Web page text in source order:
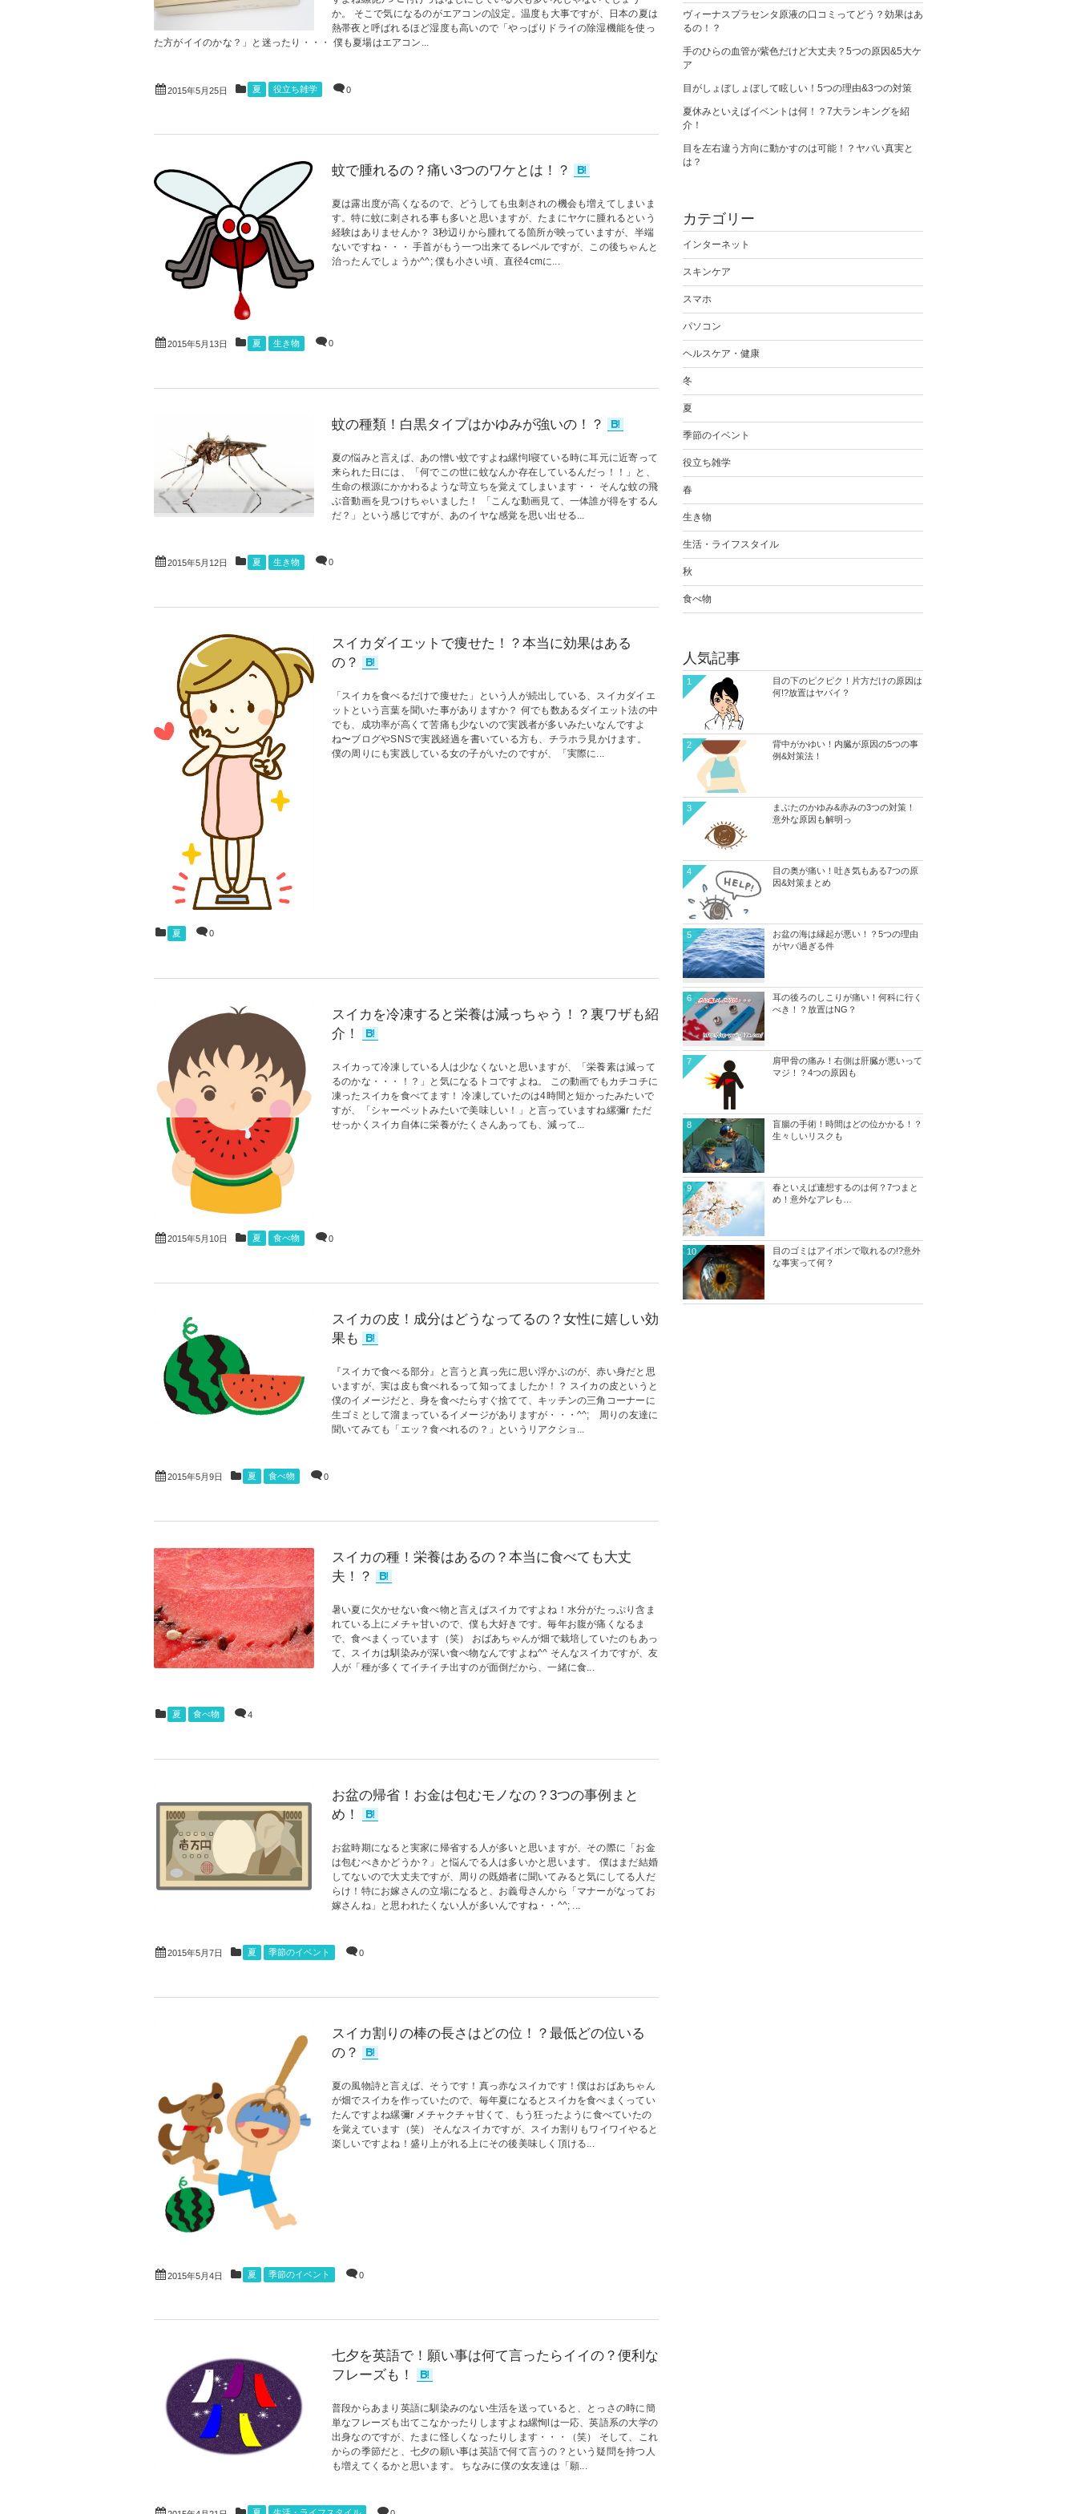
か。 そこで気になるのがエアコンの設定。温度も大事ですが、日本の夏は
熱帯夜と呼ばれるほど湿度も高いので「やっぱりドライの除湿機能を使っ
た方がイイのかな？」と迷ったり・・・ 僕も夏場はエアコン...
2015年5月25日 夏 役立ち雑学 0
蚊で腫れるの？痛い3つのワケとは！？
夏は露出度が高くなるので、どうしても虫刺されの機会も増えてしまいま
す。特に蚊に刺される事も多いと思いますが、たまにヤケに腫れるという
経験はありませんか？ 3秒辺りから腫れてる箇所が映っていますが、半端
ないですね・・・ 手首がもう一つ出来てるレベルですが、この後ちゃんと
治ったんでしょうか^^; 僕も小さい頃、直径4cmに...
2015年5月13日 夏 生き物 0
蚊の種類！白黒タイプはかゆみが強いの！？
夏の悩みと言えば、あの憎い蚊ですよね縲怐I寝ている時に耳元に近寄って
来られた日には、「何でこの世に蚊なんか存在しているんだっ！！」と、
生命の根源にかかわるような苛立ちを覚えてしまいます・・ そんな蚊の飛
ぶ音動画を見つけちゃいました！ 「こんな動画見て、一体誰が得をするん
だ？」という感じですが、あのイヤな感覚を思い出せる...
2015年5月12日 夏 生き物 0
スイカダイエットで痩せた！？本当に効果はある
の？
「スイカを食べるだけで痩せた」という人が続出している、スイカダイエ
ットという言葉を聞いた事がありますか？ 何でも数あるダイエット法の中
でも、成功率が高くて苦痛も少ないので実践者が多いみたいなんですよ
ね〜ブログやSNSで実践経過を書いている方も、チラホラ見かけます。
僕の周りにも実践している女の子がいたのですが、「実際に...
夏 0
スイカを冷凍すると栄養は減っちゃう！？裏ワザも紹
介！
スイカって冷凍している人は少なくないと思いますが、「栄養素は減って
るのかな・・・！？」と気になるトコですよね。 この動画でもカチコチに
凍ったスイカを食べてます！ 冷凍していたのは4時間と短かったみたいで
すが、「シャーベットみたいで美味しい！」と言っていますね縲彌r ただ
せっかくスイカ自体に栄養がたくさんあっても、減って...
2015年5月10日 夏 食べ物 0
スイカの皮！成分はどうなってるの？女性に嬉しい効
果も
『スイカで食べる部分』と言うと真っ先に思い浮かぶのが、赤い身だと思
いますが、実は皮も食べれるって知ってましたか！？ スイカの皮というと
僕のイメージだと、身を食べたらすぐ捨てて、キッチンの三角コーナーに
生ゴミとして溜まっているイメージがありますが・・・^^; 周りの友達に
聞いてみても「エッ？食べれるの？」というリアクショ...
2015年5月9日 夏 食べ物 0
スイカの種！栄養はあるの？本当に食べても大丈
夫！？
暑い夏に欠かせない食べ物と言えばスイカですよね！水分がたっぷり含ま
れている上にメチャ甘いので、僕も大好きです。毎年お腹が痛くなるま
で、食べまくっています（笑） おばあちゃんが畑で栽培していたのもあっ
て、スイカは馴染みが深い食べ物なんですよね^^ そんなスイカですが、友
人が「種が多くてイチイチ出すのが面倒だから、一緒に食...
夏 食べ物 4
お盆の帰省！お金は包むモノなの？3つの事例まと
め！
お盆時期になると実家に帰省する人が多いと思いますが、その際に「お金
は包むべきかどうか？」と悩んでる人は多いかと思います。 僕はまだ結婚
してないので大丈夫ですが、周りの既婚者に聞いてみると気にしてる人だ
らけ！特にお嫁さんの立場になると、お義母さんから「マナーがなってお
嫁さんね」と思われたくない人が多いんですね・・^^; ...
2015年5月7日 夏 季節のイベント 0
スイカ割りの棒の長さはどの位！？最低どの位いる
の？
夏の風物詩と言えば、そうです！真っ赤なスイカです！僕はおばあちゃん
が畑でスイカを作っていたので、毎年夏になるとスイカを食べまくってい
たんですよね縲彌r メチャクチャ甘くて、もう狂ったように食べていたの
を覚えています（笑） そんなスイカですが、スイカ割りもワイワイやると
楽しいですよね！盛り上がれる上にその後美味しく頂ける...
2015年5月4日 夏 季節のイベント 0
七夕を英語で！願い事は何て言ったらイイの？便利な
フレーズも！
普段からあまり英語に馴染みのない生活を送っていると、とっさの時に簡
単なフレーズも出てこなかったりしますよね縲恂lは一応、英語系の大学の
出身なのですが、たまに怪しくなったりします・・・（笑） そして、これ
からの季節だと、七夕の願い事は英語で何て言うの？という疑問を持つ人
も増えてくるかと思います。 ちなみに僕の女友達は「願...
ヴィーナスプラセンタ原液の口コミってどう？効果はあ
るの！？
手のひらの血管が紫色だけど大丈夫？5つの原因&5大ケ
ア
目がしょぼしょぼして眩しい！5つの理由&3つの対策
夏休みといえばイベントは何！？7大ランキングを紹
介！
目を左右違う方向に動かすのは可能！？ヤバい真実と
は？
カテゴリー
インターネット
スキンケア
スマホ
パソコン
ヘルスケア・健康
冬
夏
季節のイベント
役立ち雑学
春
生き物
生活・ライフスタイル
秋
食べ物
人気記事
1
目の下のピクピク！片方だけの原因は
何!?放置はヤバイ？
2
背中がかゆい！内臓が原因の5つの事
例&対策法！
3
まぶたのかゆみ&赤みの3つの対策！
意外な原因も解明っ
4
目の奥が痛い！吐き気もある7つの原
因&対策まとめ
5
お盆の海は縁起が悪い！？5つの理由
がヤバ過ぎる件
6
耳の後ろのしこりが痛い！何科に行く
べき！？放置はNG？
7
肩甲骨の痛み！右側は肝臓が悪いって
マジ！？4つの原因も
8
盲腸の手術！時間はどの位かかる！？
生々しいリスクも
9
春といえば連想するのは何？7つまと
め！意外なアレも…
10
目のゴミはアイボンで取れるの!?意外
な事実って何？